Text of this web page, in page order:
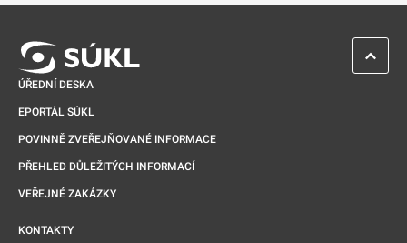
ÚŘEDNÍ DESKA
EPORTÁL SÚKL
POVINNĚ ZVEŘEJŇOVANÉ INFORMACE
PŘEHLED DŮLEŽITÝCH INFORMACÍ
VEŘEJNÉ ZAKÁZKY
KONTAKTY
ZPĚT